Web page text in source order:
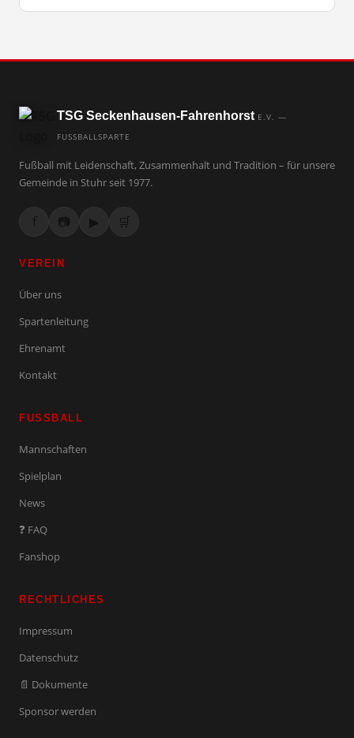
TSG Seckenhausen-Fahrenhorst E.V. —
FUSSBALLSPARTE
Fußball mit Leidenschaft, Zusammenhalt und Tradition – für unsere
Gemeinde in Stuhr seit 1977.
f 📷 ▶ 🛒
VEREIN
Über uns
Spartenleitung
Ehrenamt
Kontakt
FUSSBALL
Mannschaften
Spielplan
News
❓ FAQ
Fanshop
RECHTLICHES
Impressum
Datenschutz
📄 Dokumente
Sponsor werden